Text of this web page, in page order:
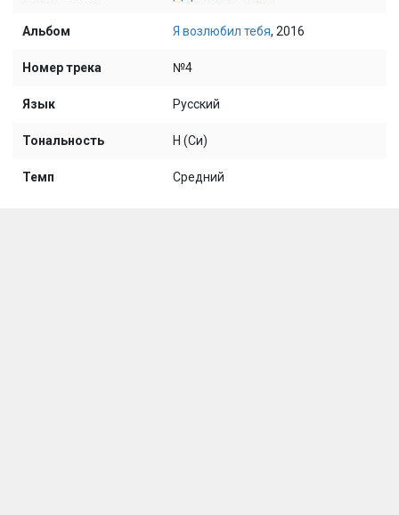
Альбом Я возлюбил тебя, 2016
Номер трека №4
Язык Русский
Тональность H (Си)
Темп Средний